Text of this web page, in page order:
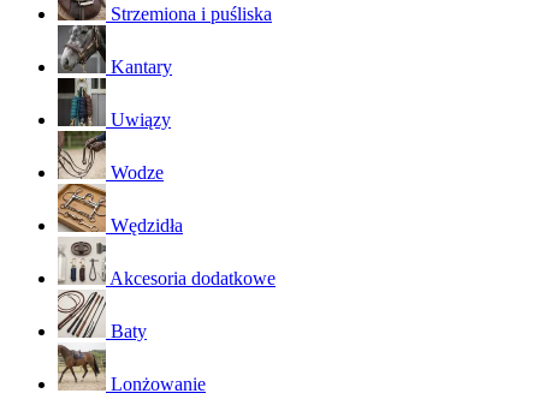
Strzemiona i puśliska
Kantary
Uwiązy
Wodze
Wędzidła
Akcesoria dodatkowe
Baty
Lonżowanie